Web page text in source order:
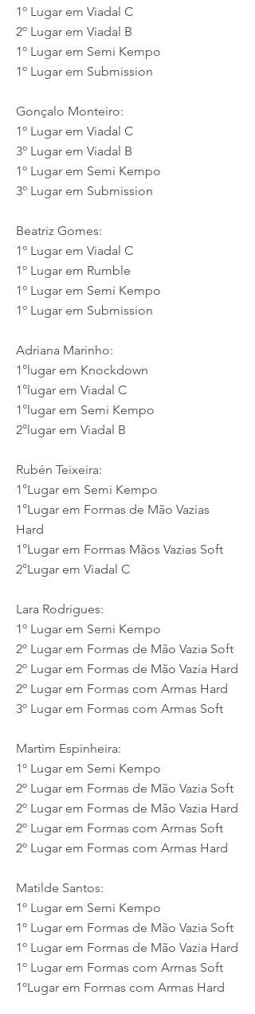
1º Lugar em Viadal C
2º Lugar em Viadal B
1º Lugar em Semi Kempo
1º Lugar em Submission
Gonçalo Monteiro:
1º Lugar em Viadal C
3º Lugar em Viadal B
1º Lugar em Semi Kempo
3º Lugar em Submission
Beatriz Gomes:
1º Lugar em Viadal C
1º Lugar em Rumble
1º Lugar em Semi Kempo
1º Lugar em Submission
Adriana Marinho:
1°lugar em Knockdown
1°lugar em Viadal C
1°lugar em Semi Kempo
2°lugar em Viadal B
Rubén Teixeira:
1°Lugar em Semi Kempo
1°Lugar em Formas de Mão Vazias
Hard
1°Lugar em Formas Mãos Vazias Soft
2°Lugar em Viadal C
Lara Rodrigues:
1º Lugar em Semi Kempo
2º Lugar em Formas de Mão Vazia Soft
2º Lugar em Formas de Mão Vazia Hard
2º Lugar em Formas com Armas Hard
3º Lugar em Formas com Armas Soft
Martim Espinheira:
1º Lugar em Semi Kempo
2º Lugar em Formas de Mão Vazia Soft
2º Lugar em Formas de Mão Vazia Hard
2º Lugar em Formas com Armas Soft
2º Lugar em Formas com Armas Hard
Matilde Santos:
1º Lugar em Semi Kempo
1º Lugar em Formas de Mão Vazia Soft
1º Lugar em Formas de Mão Vazia Hard
1º Lugar em Formas com Armas Soft
1ºLugar em Formas com Armas Hard